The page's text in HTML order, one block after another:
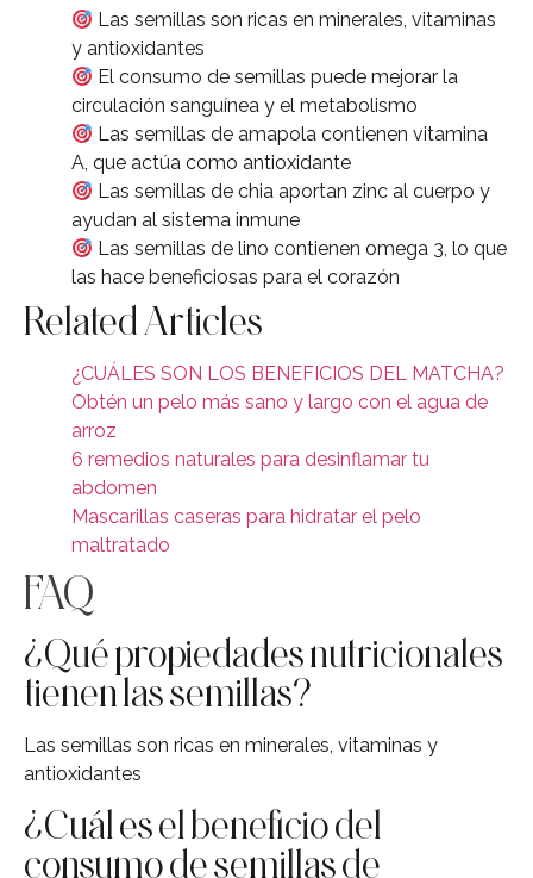
Las semillas son ricas en minerales, vitaminas
y antioxidantes
El consumo de semillas puede mejorar la
circulación sanguínea y el metabolismo
Las semillas de amapola contienen vitamina
A, que actúa como antioxidante
Las semillas de chia aportan zinc al cuerpo y
ayudan al sistema inmune
Las semillas de lino contienen omega 3, lo que
las hace beneficiosas para el corazón
Related Articles
¿CUÁLES SON LOS BENEFICIOS DEL MATCHA?
Obtén un pelo más sano y largo con el agua de
arroz
6 remedios naturales para desinflamar tu
abdomen
Mascarillas caseras para hidratar el pelo
maltratado
FAQ
¿Qué propiedades nutricionales
tienen las semillas?
Las semillas son ricas en minerales, vitaminas y
antioxidantes
¿Cuál es el beneficio del
consumo de semillas de